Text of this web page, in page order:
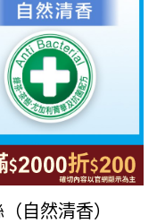
自然清香）